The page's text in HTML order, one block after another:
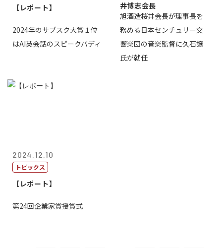
【レポート】
2024年のサブスク大賞１位
はAI英会話のスピークバディ
井博志会長
旭酒造桜井会長が理事長を
務める日本センチュリー交
響楽団の音楽監督に久石譲
氏が就任
2024.12.10
トピックス
【レポート】
第24回企業家賞授賞式